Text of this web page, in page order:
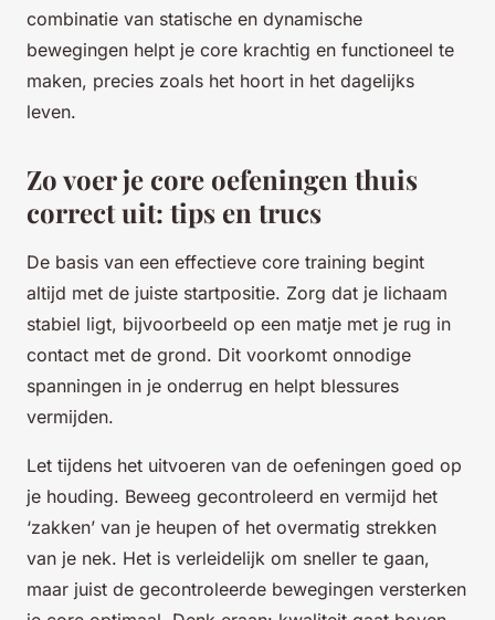
combinatie van statische en dynamische
bewegingen helpt je core krachtig en functioneel te
maken, precies zoals het hoort in het dagelijks
leven.
Zo voer je core oefeningen thuis
correct uit: tips en trucs
De basis van een effectieve core training begint
altijd met de juiste startpositie. Zorg dat je lichaam
stabiel ligt, bijvoorbeeld op een matje met je rug in
contact met de grond. Dit voorkomt onnodige
spanningen in je onderrug en helpt blessures
vermijden.
Let tijdens het uitvoeren van de oefeningen goed op
je houding. Beweeg gecontroleerd en vermijd het
‘zakken’ van je heupen of het overmatig strekken
van je nek. Het is verleidelijk om sneller te gaan,
maar juist de gecontroleerde bewegingen versterken